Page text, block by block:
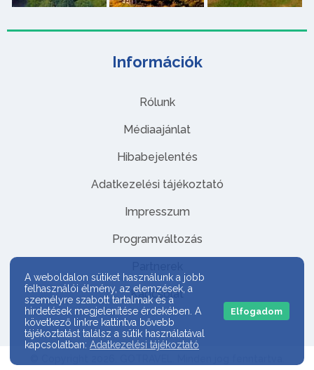
Információk
Rólunk
Médiaajánlat
Hibabejelentés
Adatkezelési tájékoztató
Impresszum
Programváltozás
Kapcsolat
A weboldalon sütiket használunk a jobb
felhasználói élmény, az elemzések, a
személyre szabott tartalmak és a
hirdetések megjelenítése érdekében. A
következő linkre kattintva bővebb
tájékoztatást találsz a sütik használatával
kapcsolatban: Adatkezelési tájékoztató
Elfogadom